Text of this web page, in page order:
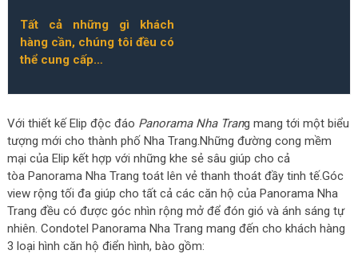
Tất cả những gì khách
hàng cần, chúng tôi đều có
thể cung cấp…
Với thiết kế Elip độc đáo Panorama Nha Trang mang tới một biểu
tượng mới cho thành phố Nha Trang.Những đường cong mềm
mại của Elip kết hợp với những khe sẻ sâu giúp cho cả
tòa Panorama Nha Trang toát lên vẻ thanh thoát đầy tinh tế.Góc
view rộng tối đa giúp cho tất cả các căn hộ của Panorama Nha
Trang đều có được góc nhìn rộng mở để đón gió và ánh sáng tự
nhiên. Condotel Panorama Nha Trang mang đến cho khách hàng
3 loại hình căn hộ điển hình, bào gồm: